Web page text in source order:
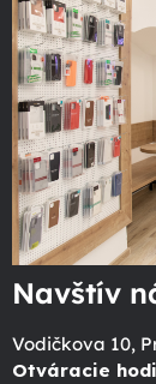
Navštív
Vodičkova 10,
Otváracie